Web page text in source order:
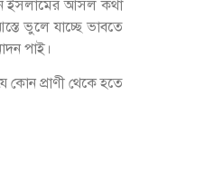
ইসলামের আসল কথা
ভুলে যাচ্ছে ভাবতে
পাই।
প্রাণী থেকে হতে